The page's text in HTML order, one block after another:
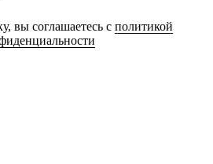
вы соглашаетесь с политикой